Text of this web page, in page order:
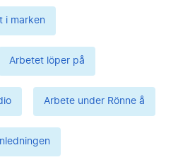
i marken
Arbetet löper på
Arbete under Rönne å